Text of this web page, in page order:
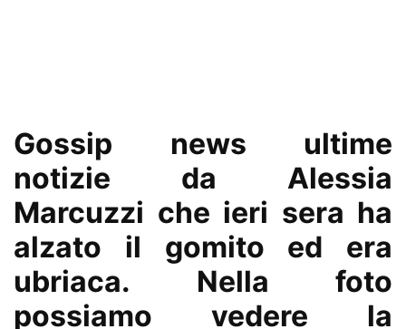
Gossip news ultime
notizie da Alessia
Marcuzzi che ieri sera ha
alzato il gomito ed era
ubriaca. Nella foto
possiamo vedere la